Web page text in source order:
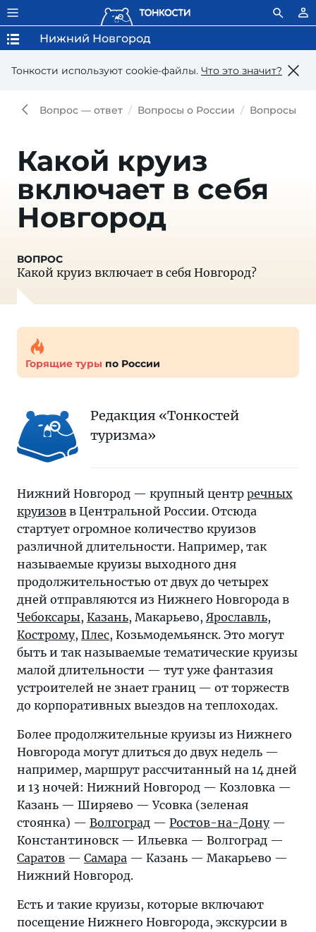
Тонкости используют сookie-файлы. Что это значит?
Нижний Новгород
Вопрос — ответ Вопросы о России Вопросы о
Какой круиз
включает в себя
Новгород
Какой круиз включает в себя Новгород?
Горящие туры по России
Редакция «Тонкостей
туризма»
Нижний Новгород — крупный центр речных
круизов в Центральной России. Отсюда
стартует огромное количество круизов
различной длительности. Например, так
называемые круизы выходного дня
продолжительностью от двух до четырех
дней отправляются из Нижнего Новгорода в
Чебоксары, Казань, Макарьево, Ярославль,
Кострому, Плес, Козьмодемьянск. Это могут
быть и так называемые тематические круизы
малой длительности — тут уже фантазия
устроителей не знает границ — от торжеств
до корпоративных выездов на теплоходах.
Более продолжительные круизы из Нижнего
Новгорода могут длиться до двух недель —
например, маршрут рассчитанный на 14 дней
и 13 ночей: Нижний Новгород — Козловка —
Казань — Ширяево — Усовка (зеленая
стоянка) — Волгоград — Ростов-на-Дону—
Константиновск — Ильевка — Волгоград —
Саратов — Самара — Казань — Макарьево —
Нижний Новгород.
Есть и такие круизы, которые включают
посещение Нижнего Новгорода, экскурсии в